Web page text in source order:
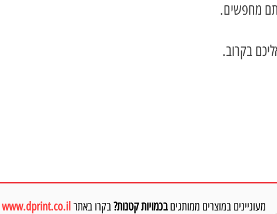
מחפשים.
בקרוב.
מעוניינים במוצרים ממותגיםבכמויות קטנות?בקרו באתר www.dprint.co.il